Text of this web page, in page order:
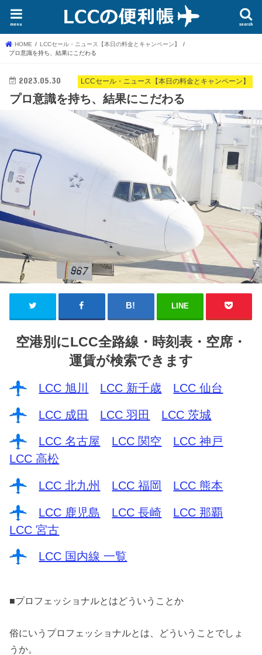
search
menu
HOME
LCCセール・ニュース【本日の料金とキャンペーン】
プロ意識を持ち、結果にこだわる
LCCセール・ニュース【本日の料金とキャンペーン】
2023.05.30
プロ意識を持ち、結果にこだわる
LINE
空港別にLCC全路線・時刻表・空席・
運賃が検索できます
LCC 旭川 LCC 新千歳 LCC 仙台
LCC 成田 LCC 羽田 LCC 茨城
LCC 名古屋 LCC 関空
LCC 神戸
LCC 高松
LCC 北九州 LCC 福岡 LCC 熊本
LCC 鹿児島 LCC 長崎
LCC 那覇
LCC 宮古
LCC 国内線 一覧
■プロフェッショナルとはどういうことか
俗にいうプロフェッショナルとは、どういうことでしょ
うか。